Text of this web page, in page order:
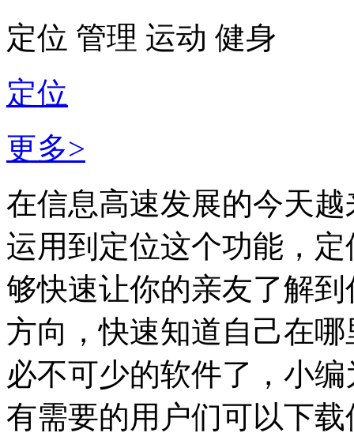
定位 管理 运动 健身
定位
更多>
在信息高速发展的今天
运用到定位这个功能，
够快速让你的亲友了解
方向，快速知道自己在
必不可少的软件了，小
有需要的用户们可以下载